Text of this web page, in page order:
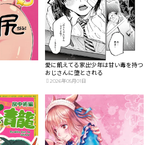
愛に飢えてる家出少年は甘い毒を持つ
おじさんに堕とされる
2026年05月01日